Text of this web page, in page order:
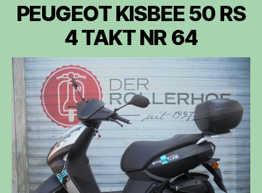
PEUGEOT KISBEE 50 RS
4 TAKT NR 64